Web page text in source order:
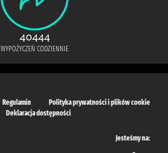
40444
WYPOŻYCZEŃ CODZIENNIE
Regulamin
Polityka prywatności i plików cookie
Deklaracja dostępności
Jesteśmy na: